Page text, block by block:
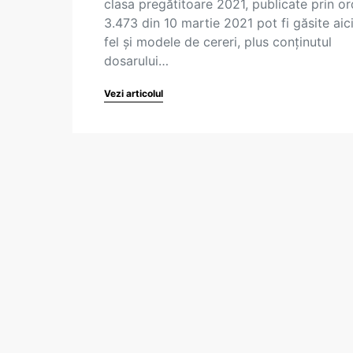
clasa pregătitoare 2021, publicate prin
3.473 din 10 martie 2021 pot fi găsite
fel și modele de cereri, plus conținutul
dosarului…
Vezi articolul